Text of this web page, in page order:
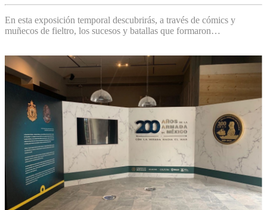
En esta exposición temporal descubrirás, a través de cómics y
muñecos de fieltro, los sucesos y batallas que formaron…